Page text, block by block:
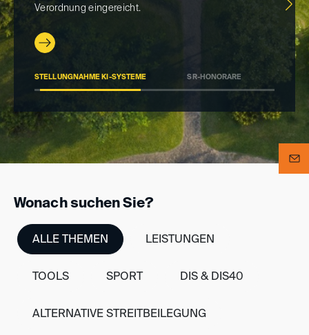
Verordnung eingereicht.
STELLUNGNAHME KI-SYSTEME SR-HONORARE
Wonach suchen Sie?
ALLE THEMEN LEISTUNGEN
TOOLS SPORT DIS & DIS40
ALTERNATIVE STREITBEILEGUNG